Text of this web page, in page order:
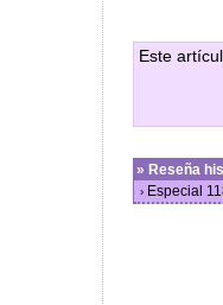
Este
» Reseña
› Especial